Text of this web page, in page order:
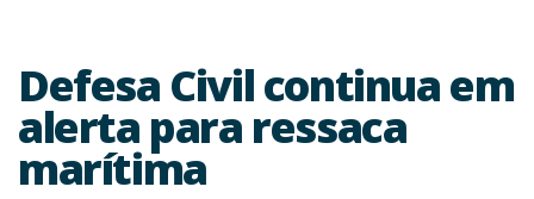
Defesa Civil continua em
alerta para ressaca
marítima